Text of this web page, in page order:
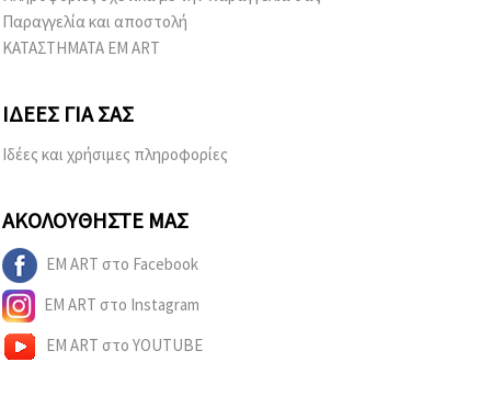
Παραγγελία και αποστολή
ΚΑΤΑΣΤΗΜΑΤΑ EM ART
ΙΔΈΕΣ ΓΙΑ ΣΑΣ
Ιδέες και χρήσιμες πληροφορίες
ΑΚΟΛΟΥΘΉΣΤΕ ΜΑΣ
EM ART στο Facebook
EM ART στο Instagram
EM ART στο YOUTUBE